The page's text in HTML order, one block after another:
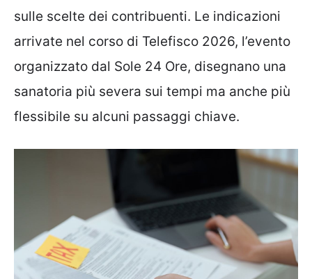
sulle scelte dei contribuenti. Le indicazioni
arrivate nel corso di Telefisco 2026, l’evento
organizzato dal Sole 24 Ore, disegnano una
sanatoria più severa sui tempi ma anche più
flessibile su alcuni passaggi chiave.